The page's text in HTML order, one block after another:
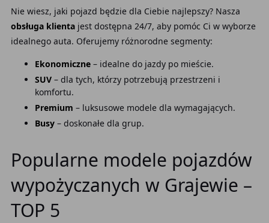
Nie wiesz, jaki pojazd będzie dla Ciebie najlepszy? Nasza
obsługa klientajest dostępna 24/7, aby pomóc Ci w wyborze
idealnego auta. Oferujemy różnorodne segmenty:
Ekonomiczne– idealne do jazdy po mieście.
SUV– dla tych, którzy potrzebują przestrzeni i
komfortu.
Premium – luksusowe modele dla wymagających.
Busy– doskonałe dla grup.
Popularne modele pojazdów
wypożyczanych w Grajewie –
TOP 5